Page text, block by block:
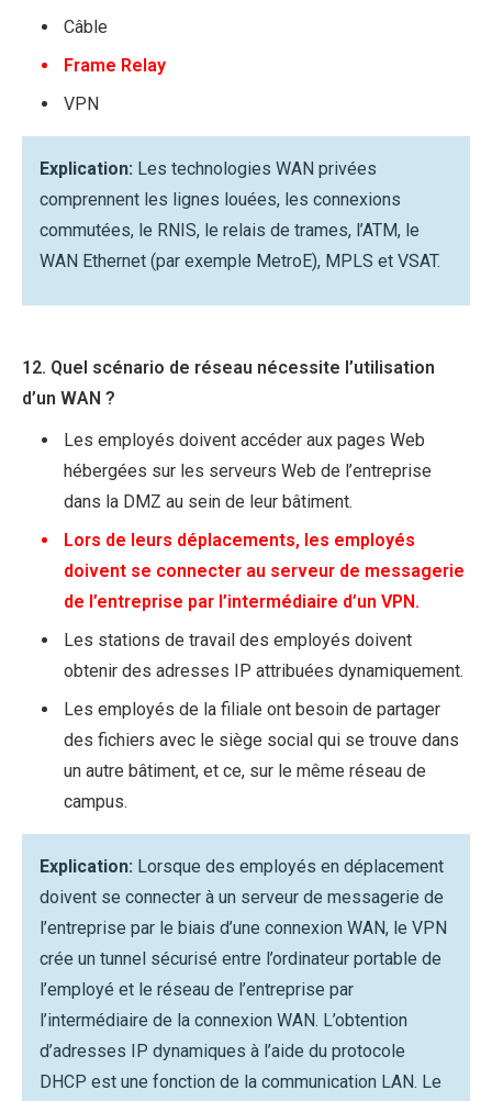
Câble
Frame Relay
VPN
Explication: Les technologies WAN privées
comprennent les lignes louées, les connexions
commutées, le RNIS, le relais de trames, l’ATM, le
WAN Ethernet (par exemple MetroE), MPLS et VSAT.
12. Quel scénario de réseau nécessite l’utilisation
d’un WAN ?
Les employés doivent accéder aux pages Web
hébergées sur les serveurs Web de l’entreprise
dans la DMZ au sein de leur bâtiment.
Lors de leurs déplacements, les employés
doivent se connecter au serveur de messagerie
de l’entreprise par l’intermédiaire d’un VPN.
Les stations de travail des employés doivent
obtenir des adresses IP attribuées dynamiquement.
Les employés de la filiale ont besoin de partager
des fichiers avec le siège social qui se trouve dans
un autre bâtiment, et ce, sur le même réseau de
campus.
Explication: Lorsque des employés en déplacement
doivent se connecter à un serveur de messagerie de
l’entreprise par le biais d’une connexion WAN, le VPN
crée un tunnel sécurisé entre l’ordinateur portable de
l’employé et le réseau de l’entreprise par
l’intermédiaire de la connexion WAN. L’obtention
d’adresses IP dynamiques à l’aide du protocole
DHCP est une fonction de la communication LAN. Le